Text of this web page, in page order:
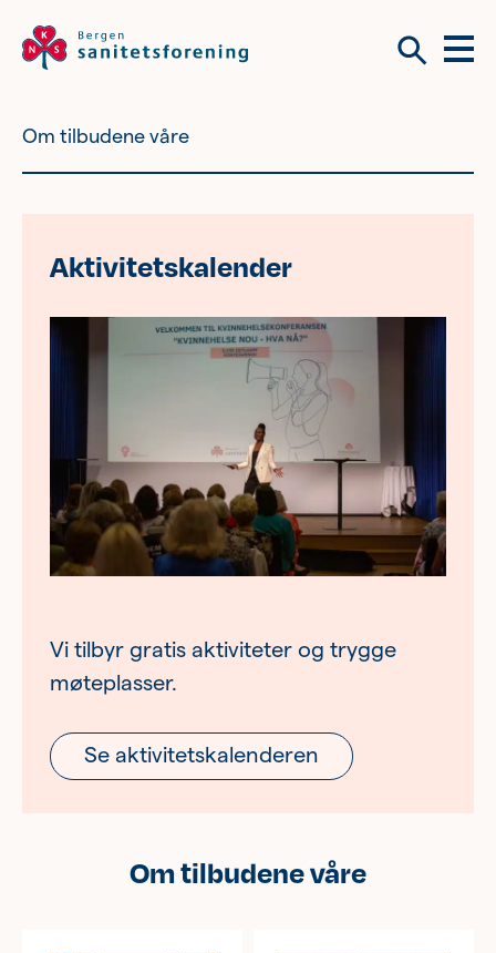
Meny
Vil du bli frivillig?
Kvinnehelse
Ung
Eldre
Om oss
Siste nytt
Samarbeid
Våre ideelle virksomheter
Om tilbudene våre
Aktivitetskalender
Vi tilbyr gratis aktiviteter og trygge
møteplasser.
Se aktivitetskalenderen
Om tilbudene våre